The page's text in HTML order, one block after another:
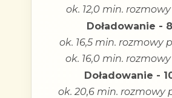
ok. 12,0 min.
Doładowanie -
ok. 16,5 min. rozmowy
ok. 16,0 min.
Doładowanie -
ok. 20,6 min. rozmowy